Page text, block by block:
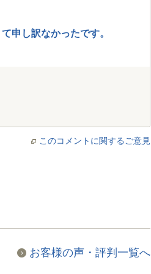
申し訳なかったです。
このコメントに関するご意見
お客様の声・評判一覧へ